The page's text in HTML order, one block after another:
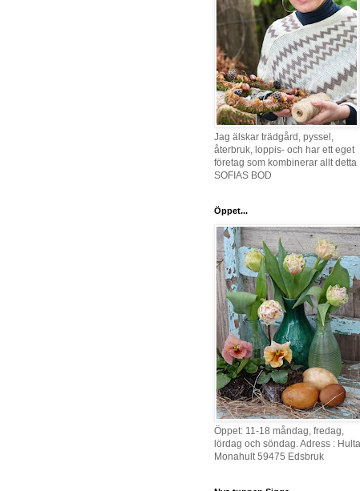
Jag älskar trädgård, pyssel,
återbruk, loppis- och har ett eget
företag som kombinerar allt detta
SOFIAS BOD
Öppet...
Öppet: 11-18 måndag, fredag,
lördag och söndag. Adress : Hulta
Monahult 59475 Edsbruk